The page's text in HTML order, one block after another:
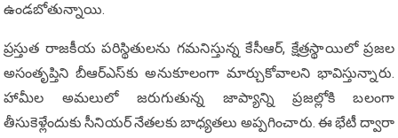
ఉండబోతున్నాయి.
ప్రస్తుత రాజకీయ పరిస్థితులను గమనిస్తున్న కేసీఆర్, క్షేత్రస్థాయిలో ప్రజల
అసంతృప్తిని బీఆర్ఎస్‌కు అనుకూలంగా మార్చుకోవాలని భావిస్తున్నారు.
హామీల అమలులో జరుగుతున్న జాప్యాన్ని ప్రజల్లోకి బలంగా
తీసుకెళ్లేందుకు సీనియర్ నేతలకు బాధ్యతలు అప్పగించారు. ఈ భేటీ ద్వారా